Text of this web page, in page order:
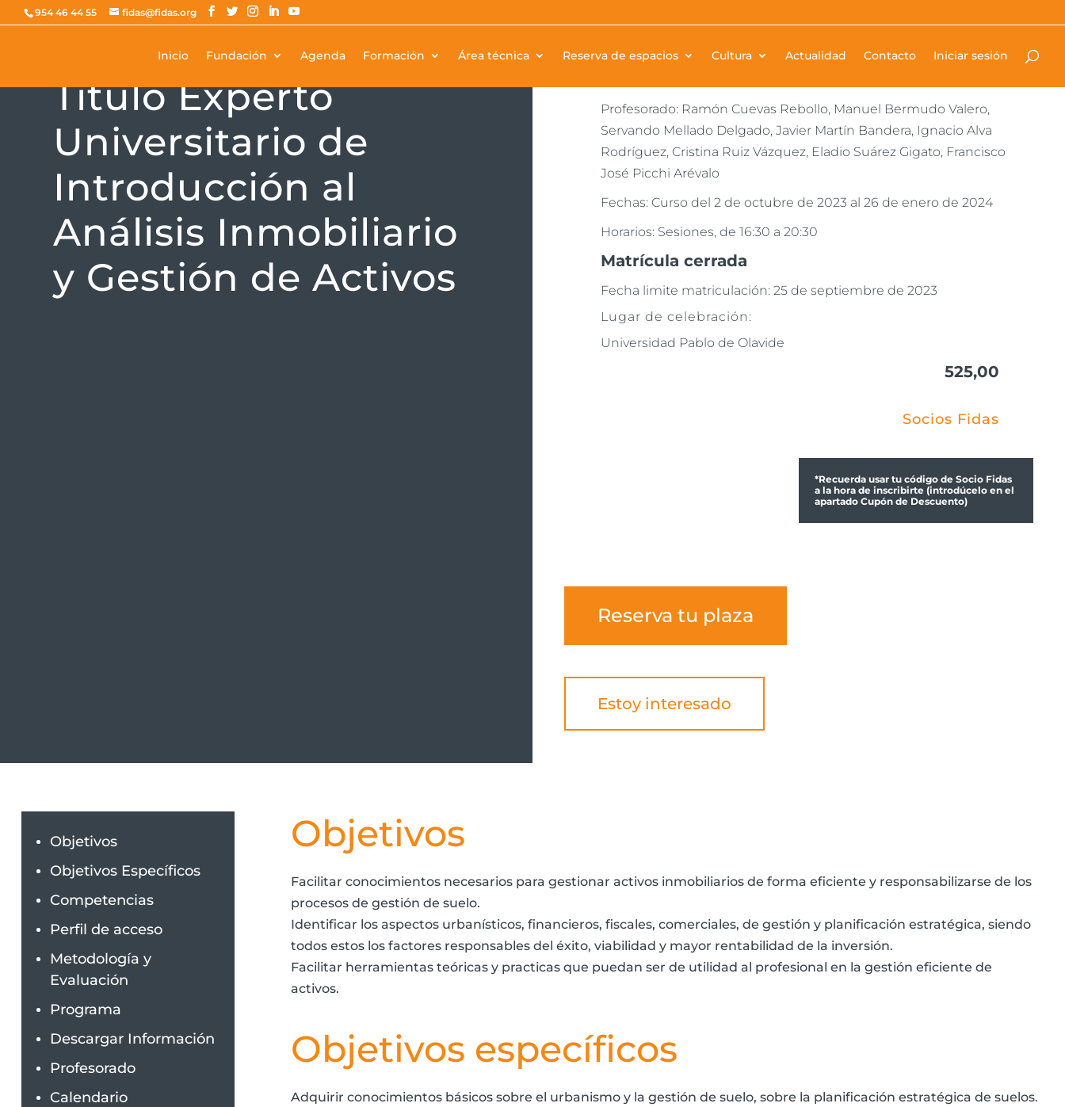
954 46 44 55 fidas@fidas.org
Inicio Fundación Agenda Formación Área técnica Reserva de espacios Cultura Actualidad Contacto Iniciar sesión
Título Experto
Universitario de
Introducción al
Análisis Inmobiliario
y Gestión de Activos
Modalidad: Online
Profesorado: Ramón Cuevas Rebollo, Manuel Bermudo Valero,
Servando Mellado Delgado, Javier Martín Bandera, Ignacio Alva
Rodríguez, Cristina Ruiz Vázquez, Eladio Suárez Gigato, Francisco
José Picchi Arévalo
Fechas: Curso del 2 de octubre de 2023 al 26 de enero de 2024
Horarios: Sesiones, de 16:30 a 20:30
Matrícula cerrada
Fecha limite matriculación: 25 de septiembre de 2023
Lugar de celebración:
Universidad Pablo de Olavide
525,00
Socios Fidas
*Recuerda usar tu código de Socio Fidas
a la hora de inscribirte (introdúcelo en el
apartado Cupón de Descuento)
Reserva tu plaza
Estoy interesado
Objetivos
Objetivos Específicos
Competencias
Perfil de acceso
Metodología y
Evaluación
Programa
Descargar Información
Profesorado
Calendario
Objetivos
Facilitar conocimientos necesarios para gestionar activos inmobiliarios de forma eficiente y responsabilizarse de los
procesos de gestión de suelo.
Identificar los aspectos urbanísticos, financieros, fiscales, comerciales, de gestión y planificación estratégica, siendo
todos estos los factores responsables del éxito, viabilidad y mayor rentabilidad de la inversión.
Facilitar herramientas teóricas y practicas que puedan ser de utilidad al profesional en la gestión eficiente de
activos.
Objetivos específicos
Adquirir conocimientos básicos sobre el urbanismo y la gestión de suelo, sobre la planificación estratégica de suelos.